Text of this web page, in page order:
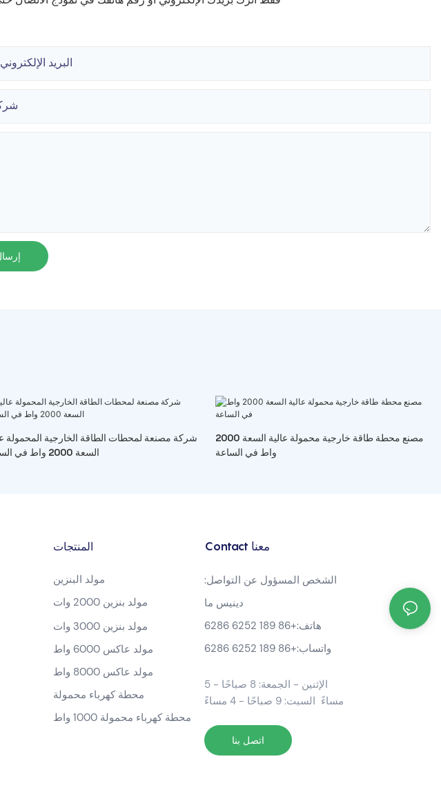
البريد الإلكتروني
شركة مصنعة لمحطات الطاقة الخارجية المحمولة
السعة 2000 واط في الساعة
مصنع محطة طاقة خارجية محمولة عالية السعة 2000
واط في الساعة
المنتجات
مولد البنزين
مولد بنزين 2000 وات
مولد بنزين 3000 وات
مولد عاكس 6000 واط
مولد عاكس 8000 واط
محطة كهرباء محمولة 1000 واط
Contact معنا
الشخص المسؤول عن التواصل:
دينيس ما
هاتف:+86 189 6252 6286
واتساب:+86 189 6252 6286
الإثنين - الجمعة: 8 صباحًا - 5
مساءً السبت: 9 صباحًا - 4 مساءً
اتصل بنا